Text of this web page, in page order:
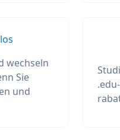
wechseln
Sie
und